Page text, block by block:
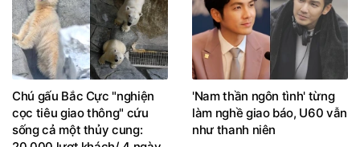
Chú gấu Bắc Cực "nghiện
cọc tiêu giao thông" cứu
sống cả một thủy cung:
'Nam thần ngôn tình' từng
làm nghề giao báo, U60 vẫn
như thanh niên